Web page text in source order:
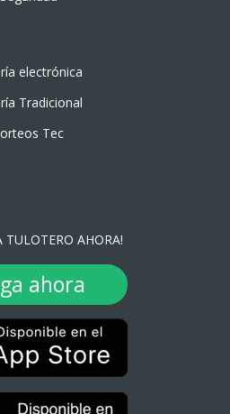
electrónica
Tradicional
Tec
TULOTERO AHORA!
ahora